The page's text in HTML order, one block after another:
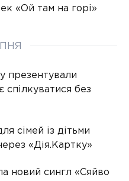
«Ой там на горі»
презентували
спілкуватися без
сімей із дітьми
«Дія.Картку»
новий сингл «Сяйво